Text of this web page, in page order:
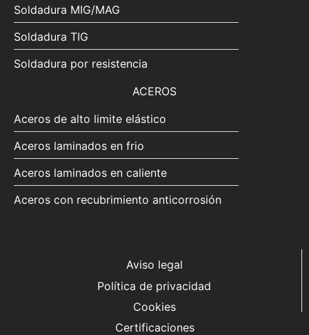
Soldadura MIG/MAG
Soldadura TIG
Soldadura por resistencia
ACEROS
Aceros de alto limite elástico
Aceros laminados en frio
Aceros laminados en caliente
Aceros con recubrimiento anticorrosión
Aviso legal
Política de privacidad
Cookies
Certificaciones